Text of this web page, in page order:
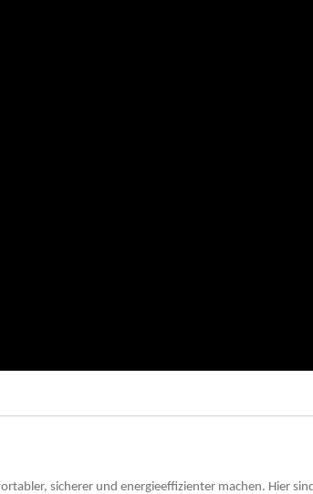
sicherer und energieeffizienter machen. Hier